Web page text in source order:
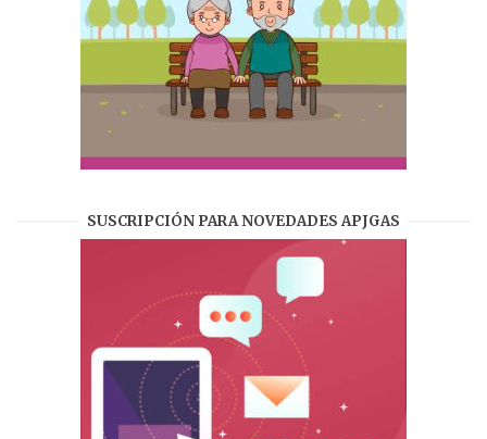
SUSCRIPCIÓN PARA NOVEDADES APJGAS